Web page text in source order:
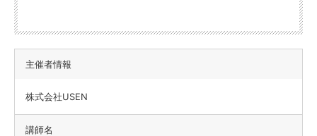
主催者情報
株式会社USEN
講師名